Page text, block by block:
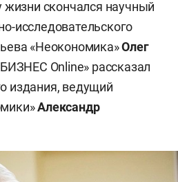
жизни скончался научный
исследовательского
«Неокономика»Олег
Online» рассказал
издания, ведущий
Александр